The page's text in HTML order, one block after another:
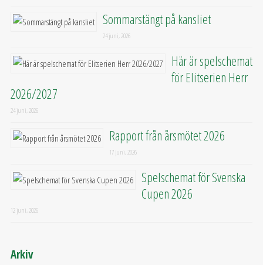
Sommarstängt på kansliet
24 juni, 2026
Här är spelschemat
för Elitserien Herr
2026/2027
24 juni, 2026
Rapport från årsmötet 2026
17 juni, 2026
Spelschemat för Svenska
Cupen 2026
12 juni, 2026
Arkiv